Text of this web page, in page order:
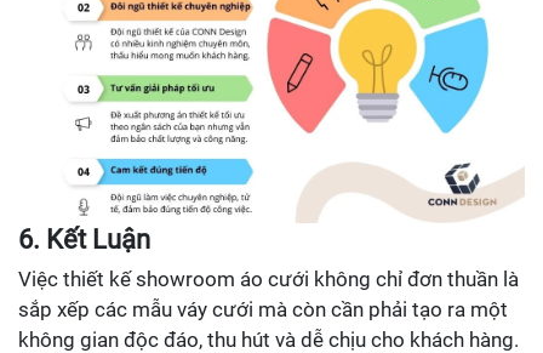
6. Kết Luận
Việc thiết kế showroom áo cưới không chỉ đơn thuần là
sắp xếp các mẫu váy cưới mà còn cần phải tạo ra một
không gian độc đáo, thu hút và dễ chịu cho khách hàng.